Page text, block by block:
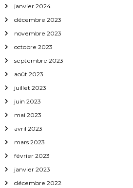
r
t
i
c
l
e
janvier 2024
décembre 2023
novembre 2023
octobre 2023
septembre 2023
août 2023
juillet 2023
juin 2023
mai 2023
avril 2023
mars 2023
février 2023
janvier 2023
décembre 2022